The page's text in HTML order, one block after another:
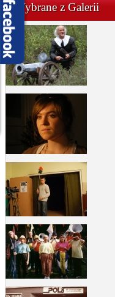
Wybrane z Galerii